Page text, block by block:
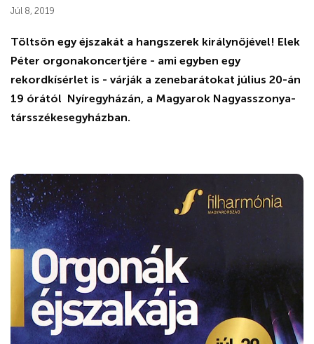
Júl 8, 2019
Töltsön egy éjszakát a hangszerek királynőjével! Elek
Péter orgonakoncertjére - ami egyben egy
rekordkísérlet is - várják a zenebarátokat július 20-án
19 órától Nyíregyházán, a Magyarok Nagyasszonya-
társszékesegyházban.